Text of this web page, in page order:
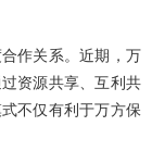
作关系。近期，万
资源共享、互利共
不仅有利于万方保